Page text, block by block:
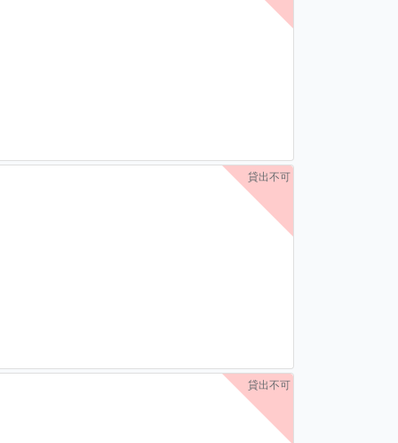
貸出不可
貸出不可